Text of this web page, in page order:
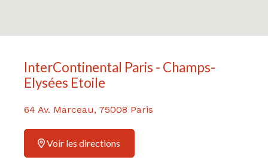
InterContinental Paris - Champs-
Elysées Etoile
64 Av. Marceau, 75008 Paris
Voir les directions